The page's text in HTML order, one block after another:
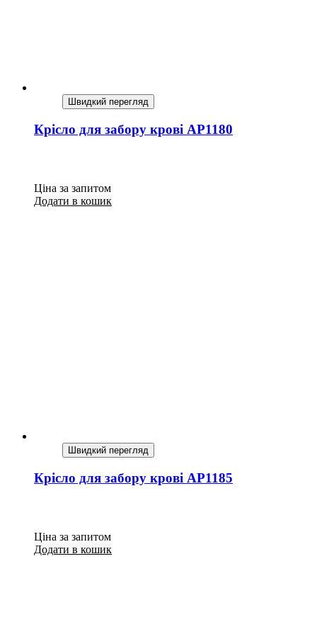
Швидкий перегляд
Крісло для забору крові AP1180
Ціна за запитом
Додати в кошик
Швидкий перегляд
Крісло для забору крові AP1185
Ціна за запитом
Додати в кошик